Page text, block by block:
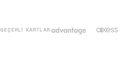
GEÇERLI KARTLAR